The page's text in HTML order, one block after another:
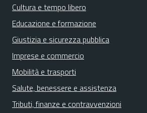
Cultura e tempo libero
Educazione e formazione
Giustizia e sicurezza pubblica
Imprese e commercio
Mobilità e trasporti
Salute, benessere e assistenza
Tributi, finanze e contravvenzioni